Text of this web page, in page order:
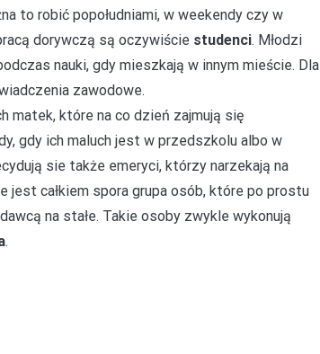
to robić popołudniami, w weekendy czy w
dorywczą są oczywiście studenci. Młodzi
nauki, gdy mieszkają w innym mieście. Dla
zawodowe.
matek, które na co dzień zajmują się
gdy ich maluch jest w przedszkolu albo w
sie także emeryci, którzy narzekają na
jest całkiem spora grupa osób, które po prostu
na stałe. Takie osoby zwykle wykonują
.